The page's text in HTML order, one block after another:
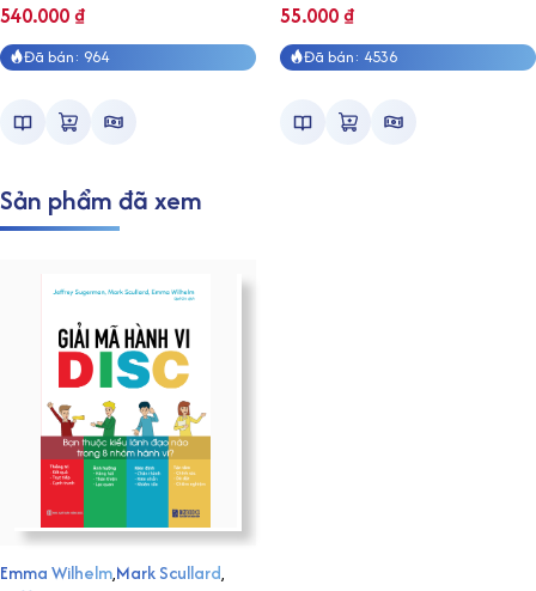
540.000₫
Đã bán: 964
55.000₫
Đã bán: 4536
Sản phẩm đã xem
Emma Wilhelm,Mark Scullard,